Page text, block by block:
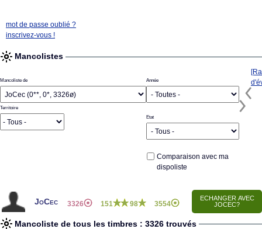
mot de passe oublié ?
inscrivez-vous !
Mancolistes
Mancoliste de
Territoire
Année
Etat
Comparaison avec ma
dispoliste
JoCec 3326 151 98 3554
Mancoliste de tous les timbres : 3326 trouvés